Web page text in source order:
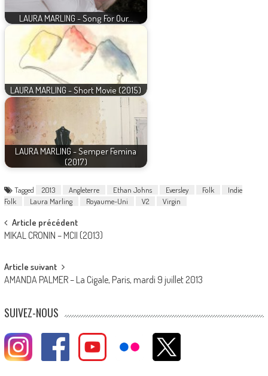
LAURA MARLING - Song For Our…
LAURA MARLING - Short Movie (2015)
LAURA MARLING - Semper Femina
(2017)
Tagged 2013 Angleterre Ethan Johns Eversley Folk
Indie
Folk
Laura Marling Royaume-Uni V2 Virgin
Post
navigation
Article précédent
MIKAL CRONIN – MCII (2013)
Article suivant
AMANDA PALMER – La Cigale, Paris, mardi 9 juillet 2013
SUIVEZ-NOUS